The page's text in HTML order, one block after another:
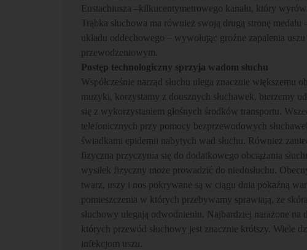
Eustachiusza –kilkucentymetrowego kanału, który
Trąbka słuchowa ma również swoją drugą stronę
układu oddechowego – wywołując groźne zapalenia uszu
przewodzeniowym.
Postęp technologiczny sprzyja wadom słuchu
Współcześnie narząd słuchu ulega znacznie większemu
muzyki, korzystamy z dousznych słuchawek, bierzemy
się z wykorzystaniem głośnych środków transportu.
telefonicznych przy pomocy bezprzewodowych
świadkami epidemii nabytych wad słuchu. Również
fizyczna przyczynia się do dodatkowego obciążania
wysiłek fizyczny może prowadzić do niedosłuchu.
twarz, uszy i nos pokrywane są w ciągu dnia pokaźną
pomieszczenia w których przebywamy sprawiają, że
słuchowy ulegają odwodnieniu. Najbardziej narażone
których przewód słuchowy jest znacznie krótszy. Wiele
infekcjom uszu.